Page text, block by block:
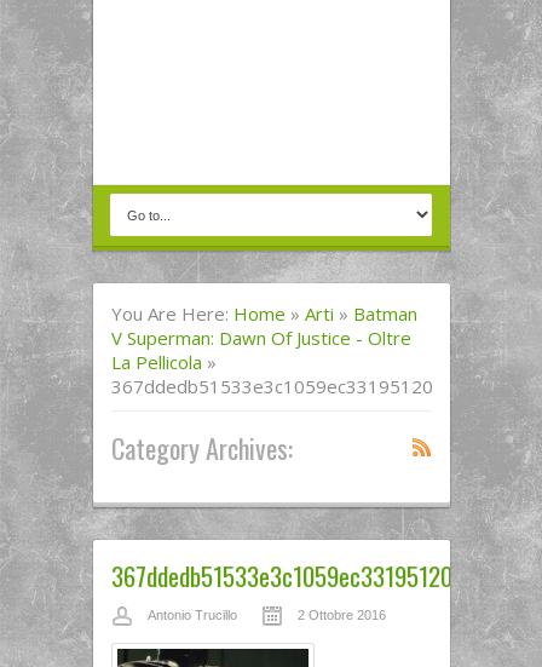
You Are Here: Home » Arti » Batman
V Superman: Dawn Of Justice - Oltre
La Pellicola »
Category Archives:
Antonio Trucillo 2 Ottobre 2016